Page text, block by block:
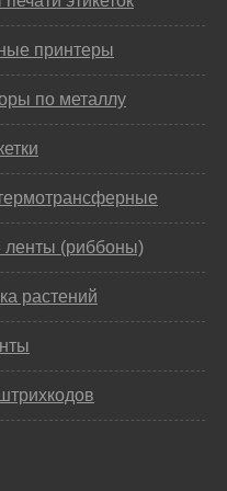
принтеры
по металлу
ленты (риббоны)
растений